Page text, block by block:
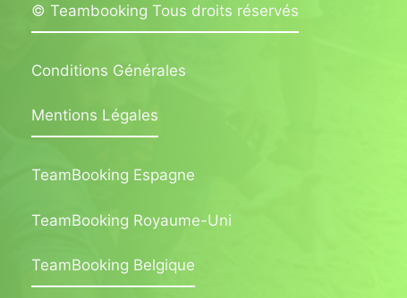
© Teambooking Tous droits réservés
Conditions Générales
Mentions Légales
TeamBooking Espagne
TeamBooking Royaume-Uni
TeamBooking Belgique